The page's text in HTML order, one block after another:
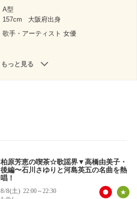
A型
157cm
大阪府出身
歌手・アーティスト 女優
もっと見る
柏原芳恵の喫茶☆歌謡界▼高橋由美子・
後編〜石川さゆりと河島英五の名曲を熱
唱！
8/8(土) 22:00～22:30